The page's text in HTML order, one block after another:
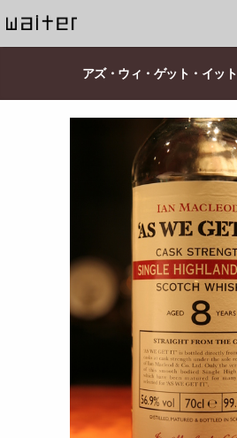
アズ・ウィ・ゲット・イ